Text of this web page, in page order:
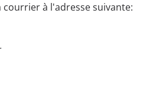
à l'adresse suivante: